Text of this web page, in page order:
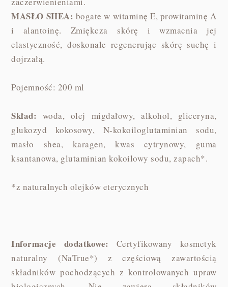
MASŁO SHEA: bogate w witaminę E, prowitaminę A
i alantoinę. Zmiękcza skórę i wzmacnia jej
elastyczność, doskonale regenerując skórę suchę i
dojrzałą.
Pojemność: 200 ml
Skład:
woda, olej migdałowy, alkohol, gliceryna,
glukozyd kokosowy, N-kokoiloglutaminian sodu,
masło shea, karagen, kwas cytrynowy, guma
ksantanowa, glutaminian kokoilowy sodu, zapach*.
*z naturalnych olejków eterycznych
Informacje dodatkowe: Certyfikowany kosmetyk
naturalny (NaTrue*) z częściową zawartością
składników pochodzących z kontrolowanych upraw